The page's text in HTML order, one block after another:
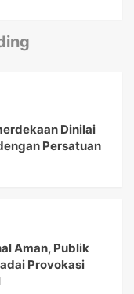
Dinilai
Persatuan
Aman, Publik
Provokasi